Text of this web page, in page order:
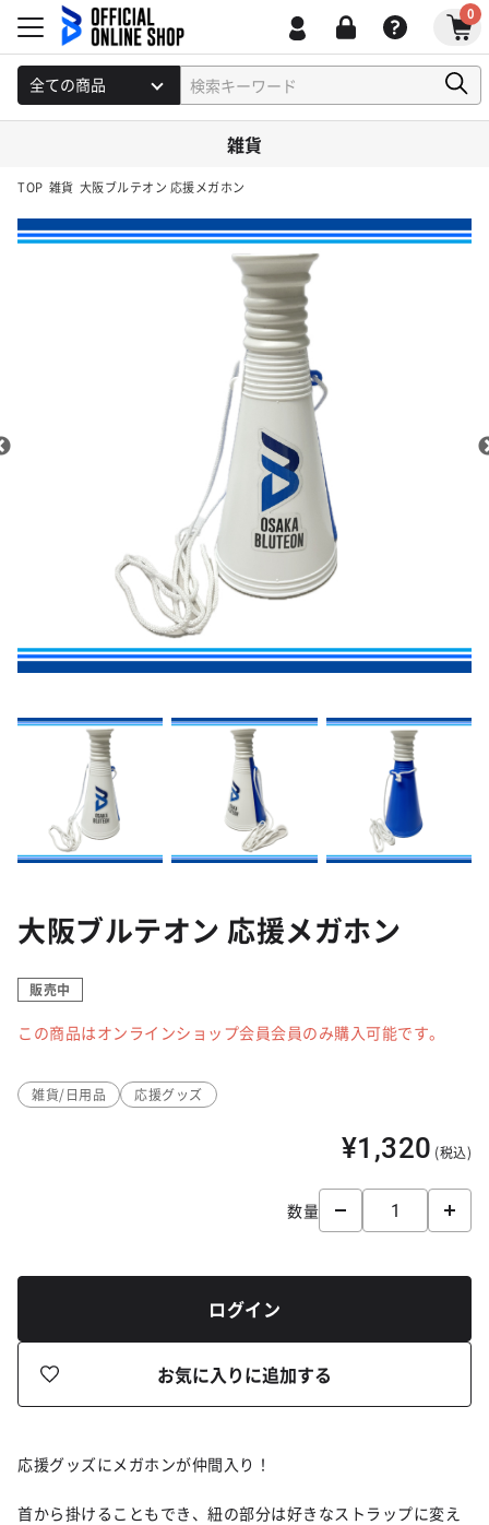
0
雑貨
TOP 雑貨 大阪ブルテオン 応援メガホン
大阪ブルテオン 応援メガホン
販売中
この商品はオンラインショップ会員会員のみ購入可能です。
雑貨/日用品 応援グッズ
¥1,320 (税込)
数量
ログイン
お気に入りに追加する
応援グッズにメガホンが仲間入り！
首から掛けることもでき、紐の部分は好きなストラップに変え